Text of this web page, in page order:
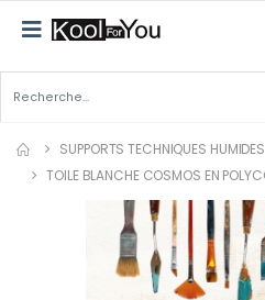
SUPPORTS TECHNIQUES HUMIDES
TOILE BLANCHE COSMOS EN